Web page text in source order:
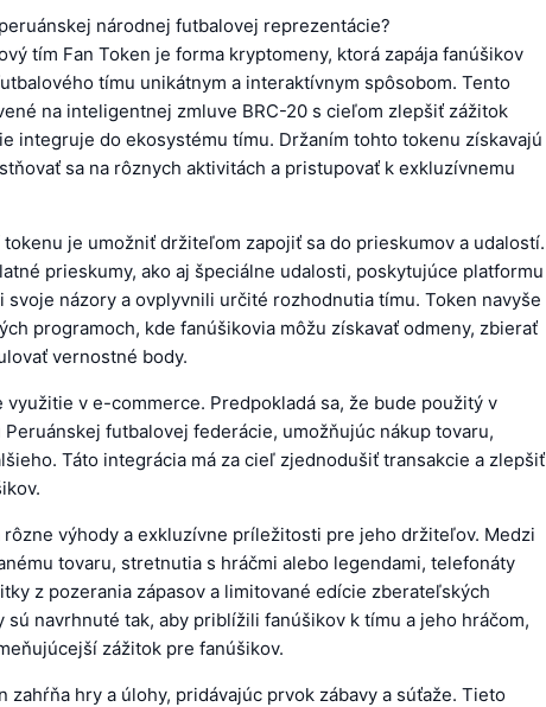
národnej futbalovej reprezentácie?
tím Fan Token je forma kryptomeny, ktorá zapája fanúšikov
tímu unikátnym a interaktívnym spôsobom. Tento
na inteligentnej zmluve BRC-20 s cieľom zlepšiť zážitok
integruje do ekosystému tímu. Držaním tohto tokenu získavajú
sa na rôznych aktivitách a pristupovať k exkluzívnemu
je umožniť držiteľom zapojiť sa do prieskumov a udalostí.
prieskumy, ako aj špeciálne udalosti, poskytujúce platformu
svoje názory a ovplyvnili určité rozhodnutia tímu. Token navyše
programoch, kde fanúšikovia môžu získavať odmeny, zbierať
vernostné body.
využitie v e-commerce. Predpokladá sa, že bude použitý v
futbalovej federácie, umožňujúc nákup tovaru,
Táto integrácia má za cieľ zjednodušiť transakcie a zlepšiť
výhody a exkluzívne príležitosti pre jeho držiteľov. Medzi
tovaru, stretnutia s hráčmi alebo legendami, telefonáty
z pozerania zápasov a limitované edície zberateľských
sú navrhnuté tak, aby priblížili fanúšikov k tímu a jeho hráčom,
zážitok pre fanúšikov.
zahŕňa hry a úlohy, pridávajúc prvok zábavy a súťaže. Tieto